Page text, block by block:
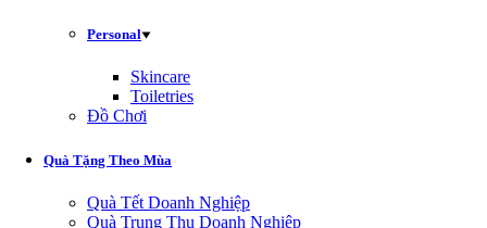
Personal
Skincare
Toiletries
Đồ Chơi
Quà Tặng Theo Mùa
Quà Tết Doanh Nghiệp
Quà Trung Thu Doanh Nghiệp